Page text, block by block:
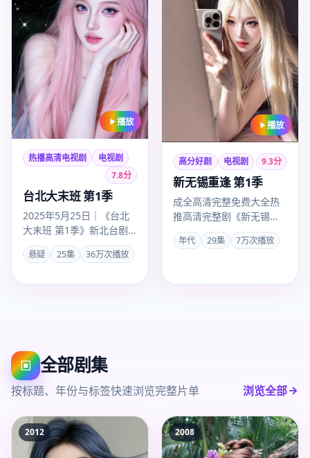
播放
热播高清电视剧
电视剧
7.8分
台北大末班 第1季
2025年5月25日｜《台北
大末班 第1季》新北台剧
完整版超清上线。李安以
悬疑手法叙事，彭于晏、
悬疑 25集 36万次播放
播放
高分好剧 电视剧 9.3分
新无锡重逢 第1季
成全高清完整免费大全热
推高清完整剧《新无锡重
逢 第1季》，年代剧情紧
凑口碑上扬，卡司陈道
年代 29集 7万次播放
▣ 全部剧集
按标题、年份与标签快速浏览完整片单 浏览全部
2012 2008